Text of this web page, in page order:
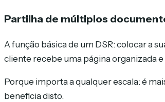
Partilha de múltiplos
A função básica de um DSR: colocar a
cliente recebe uma página organizada e
Porque importa a qualquer escala: é
beneficia disto.